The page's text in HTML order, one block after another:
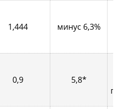
1,444 минус 6,3%
0,9 5,8*
по